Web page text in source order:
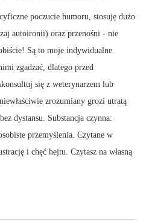
poczucie humoru, stosuję dużo
autoironii) oraz przenośni - nie
Są to moje indywidualne
zgadzać, dlatego przed
się z weterynarzem lub
zrozumiany grozi utratą
dystansu. Substancja czynna:
przemyślenia. Czytane w
i chęć hejtu. Czytasz na własną